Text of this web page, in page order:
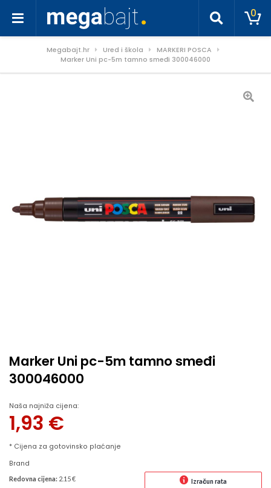
0
Megabajt.hr Ured i škola
MARKERI POSCA
Marker Uni pc-5m tamno smeđi 300046000
Marker Uni pc-5m tamno smeđi
300046000
Naša najniža cijena:
1,93 €
* Cijena za gotovinsko plaćanje
Brand
Redovna cijena: 2.15 € Izračun rata